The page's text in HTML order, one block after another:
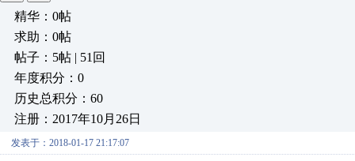
精华：0帖
求助：0帖
帖子：5帖 | 51回
年度积分：0
历史总积分：60
注册：2017年10月26日
发表于：2018-01-17 21:17:07